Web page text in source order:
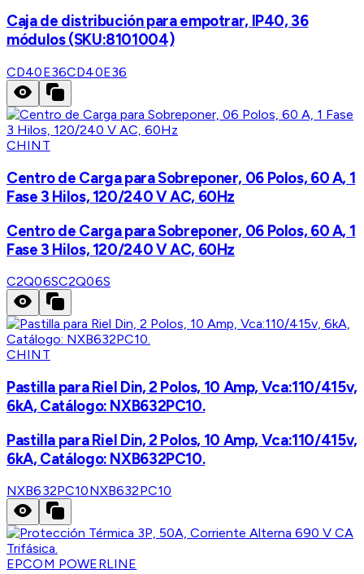
Caja de distribución para empotrar, IP40, 36
módulos (SKU:8101004)
CD40E36CD40E36
CHINT
Centro de Carga para Sobreponer, 06 Polos, 60 A, 1
Fase 3 Hilos, 120/240 V AC, 60Hz
Centro de Carga para Sobreponer, 06 Polos, 60 A, 1
Fase 3 Hilos, 120/240 V AC, 60Hz
C2Q06SC2Q06S
CHINT
Pastilla para Riel Din, 2 Polos, 10 Amp, Vca:110/415v,
6kA, Catálogo: NXB632PC10.
Pastilla para Riel Din, 2 Polos, 10 Amp, Vca:110/415v,
6kA, Catálogo: NXB632PC10.
NXB632PC10NXB632PC10
EPCOM POWERLINE